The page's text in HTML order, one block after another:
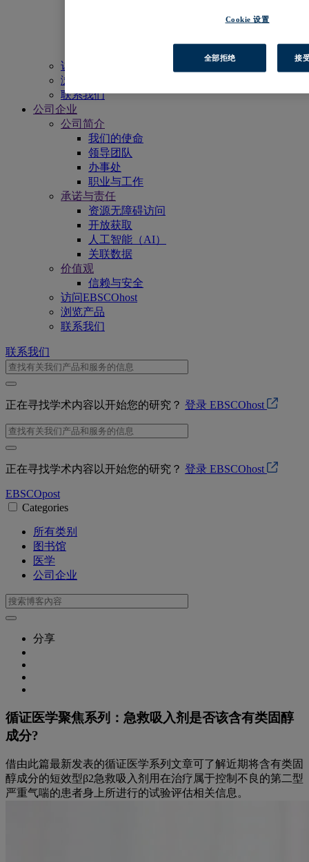
访问EBSCOhost
浏览产品
联系我们
公司企业
公司简介
我们的使命
领导团队
办事处
职业与工作
承诺与责任
资源无障碍访问
开放获取
人工智能（AI）
关联数据
价值观
信赖与安全
访问EBSCOhost
浏览产品
联系我们
联系我们
正在寻找学术内容以开始您的研究？ 登录 EBSCOhost
正在寻找学术内容以开始您的研究？ 登录 EBSCOhost
EBSCOpost
Categories
所有类别
图书馆
医学
公司企业
分享
循证医学聚焦系列：急救吸入剂是否该含有类固醇
成分?
借由此篇最新发表的循证医学系列文章可了解近期将含有类固
醇成分的短效型β2急救吸入剂用在治疗属于控制不良的第二型
严重气喘的患者身上所进行的试验评估相关信息。
Cookie 设置
全部拒绝 接